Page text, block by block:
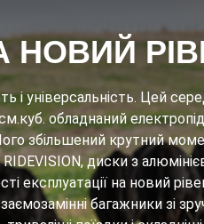
НОВИЙ
і універсальність. Цей
обладнаний
збільшений крутний
диски з
експлуатації на новий
багажники зі